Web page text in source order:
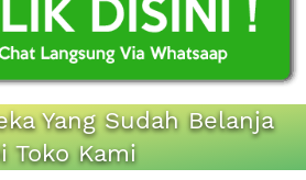
Yang Sudah Belanja
Toko Kami